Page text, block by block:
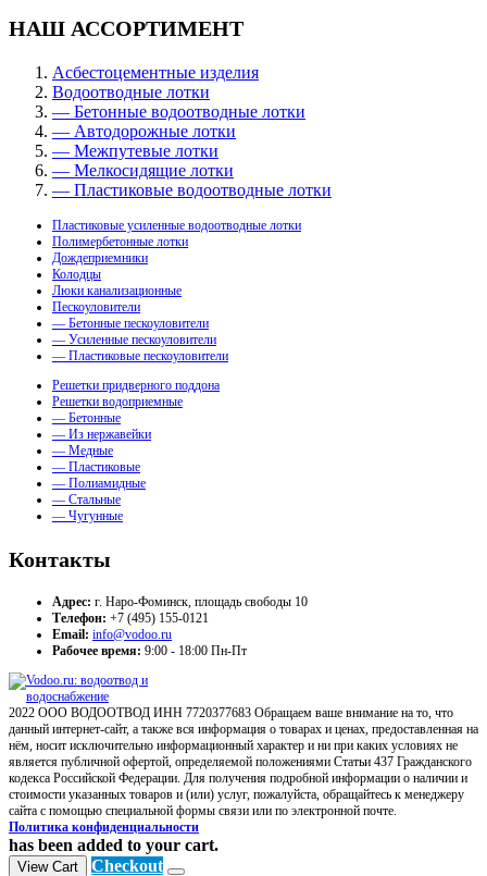
НАШ АССОРТИМЕНТ
Асбестоцементные изделия
Водоотводные лотки
— Бетонные водоотводные лотки
— Автодорожные лотки
— Межпутевые лотки
— Мелкосидящие лотки
— Пластиковые водоотводные лотки
Пластиковые усиленные водоотводные лотки
Полимербетонные лотки
Дождеприемники
Колодцы
Люки канализационные
Пескоуловители
— Бетонные пескоуловители
— Усиленные пескоуловители
— Пластиковые пескоуловители
Решетки придверного поддона
Решетки водоприемные
— Бетонные
— Из нержавейки
— Медные
— Пластиковые
— Полиамидные
— Стальные
— Чугунные
Контакты
Адрес: г. Наро-Фоминск, площадь свободы 10
Телефон: +7 (495) 155-0121
Email: info@vodoo.ru
Рабочее время: 9:00 - 18:00 Пн-Пт
2022 ООО ВОДООТВОД ИНН 7720377683 Обращаем ваше внимание на то, что
данный интернет-сайт, а также вся информация о товарах и ценах, предоставленная на
нём, носит исключительно информационный характер и ни при каких условиях не
является публичной офертой, определяемой положениями Статьи 437 Гражданского
кодекса Российской Федерации. Для получения подробной информации о наличии и
стоимости указанных товаров и (или) услуг, пожалуйста, обращайтесь к менеджеру
сайта с помощью специальной формы связи или по электронной почте.
Политика конфиденциальности
has been added to your cart.
View Cart Checkout